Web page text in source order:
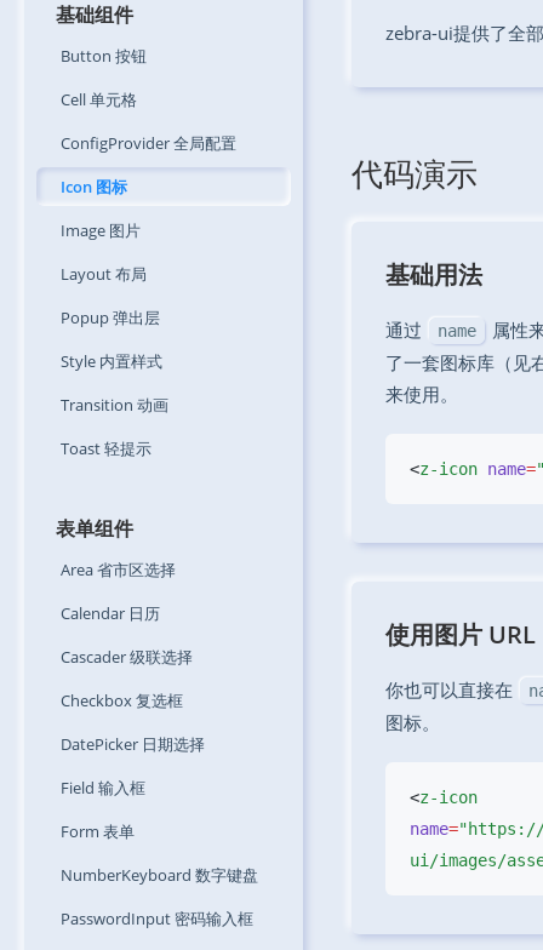
基础组件
Button 按钮
Cell单元格
ConfigProvider全局配置
Icon 图标
Image 图片
Layout布局
Popup弹出层
Style 内置样式
Transition 动画
Toast轻提示
表单组件
Area省市区选择
Calendar 日历
Cascader级联选择
Checkbox复选框
DatePicker 日期选择
Field 输入框
Form 表单
NumberKeyboard 数字键盘
PasswordInput 密码输入框
zebra-ui提供了全
代码演示
基础用法
通过 name
属性
了一套图标库（见
来使用。
<z-icon name=
使用图片 URL
你也可以直接在
图标。
<z-icon
name="https://
ui/images/